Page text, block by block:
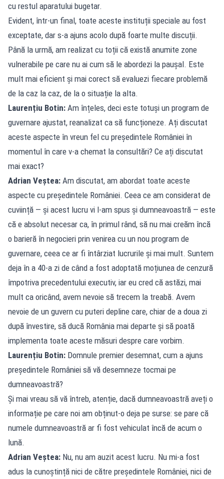
cu restul aparatului bugetar.
Evident, într-un final, toate aceste instituții speciale au fost
exceptate, dar s-a ajuns acolo după foarte multe discuții.
Până la urmă, am realizat cu toții că există anumite zone
vulnerabile pe care nu ai cum să le abordezi la paușal. Este
mult mai eficient și mai corect să evaluezi fiecare problemă
de la caz la caz, de la o situație la alta.
Laurențiu Botin: Am înțeles, deci este totuși un program de
guvernare ajustat, reanalizat ca să funcționeze. Ați discutat
aceste aspecte în vreun fel cu președintele României în
momentul în care v-a chemat la consultări? Ce ați discutat
mai exact?
Adrian Veștea: Am discutat, am abordat toate aceste
aspecte cu președintele României. Ceea ce am considerat de
cuviință — și acest lucru vi l-am spus și dumneavoastră — este
că e absolut necesar ca, în primul rând, să nu mai creăm încă
o barieră în negocieri prin venirea cu un nou program de
guvernare, ceea ce ar fi întârziat lucrurile și mai mult. Suntem
deja în a 40-a zi de când a fost adoptată moțiunea de cenzură
împotriva precedentului executiv, iar eu cred că astăzi, mai
mult ca oricând, avem nevoie să trecem la treabă. Avem
nevoie de un guvern cu puteri depline care, chiar de a doua zi
după învestire, să ducă România mai departe și să poată
implementa toate aceste măsuri despre care vorbim.
Laurențiu Botin: Domnule premier desemnat, cum a ajuns
președintele României să vă desemneze tocmai pe
dumneavoastră?
Și mai vreau să vă întreb, atenție, dacă dumneavoastră aveți o
informație pe care noi am obținut-o deja pe surse: se pare că
numele dumneavoastră ar fi fost vehiculat încă de acum o
lună.
Adrian Veștea: Nu, nu am auzit acest lucru. Nu mi-a fost
adus la cunoștință nici de către președintele României, nici de